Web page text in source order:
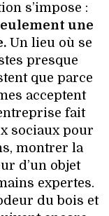
s’impose :
une
Un lieu où se
presque
que parce
acceptent
fait
sociaux pour
montrer la
d’un objet
expertes.
du bois et